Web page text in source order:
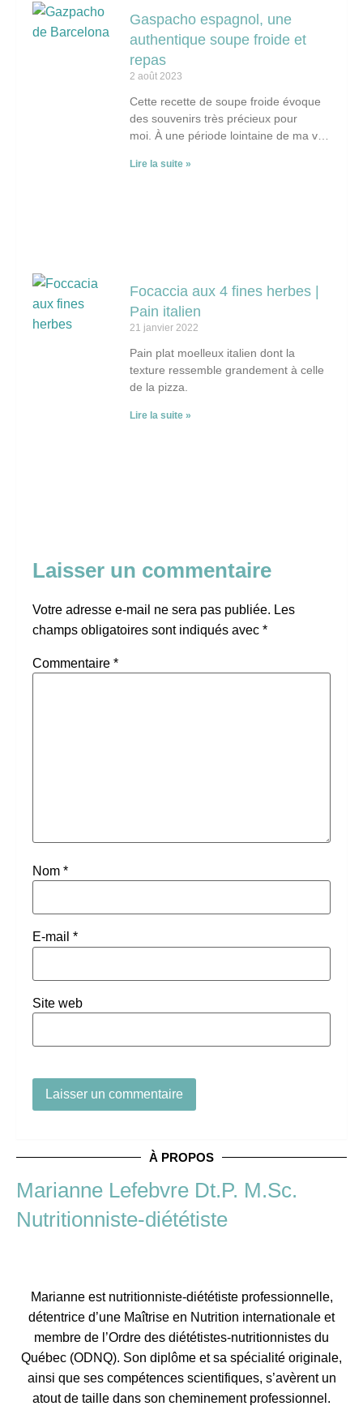
Gaspacho espagnol, une
authentique soupe froide et
repas
2 août 2023
Cette recette de soupe froide évoque
des souvenirs très précieux pour
moi. À une période lointaine de ma vie,
entrepris
Lire la suite »
Focaccia aux 4 fines herbes |
Pain italien
21 janvier 2022
Pain plat moelleux italien dont la
texture ressemble grandement à celle
de la pizza.
Lire la suite »
Laisser un commentaire
Votre adresse e-mail ne sera pas publiée. Les
champs obligatoires sont indiqués avec *
Commentaire *
Nom *
E-mail *
Site web
À PROPOS
Marianne Lefebvre Dt.P. M.Sc.
Nutritionniste-diététiste
Marianne est nutritionniste-diététiste professionnelle,
détentrice d’une Maîtrise en Nutrition internationale et
membre de l’Ordre des diététistes-nutritionnistes du
Québec (ODNQ). Son diplôme et sa spécialité originale,
ainsi que ses compétences scientifiques, s’avèrent un
atout de taille dans son cheminement professionnel.